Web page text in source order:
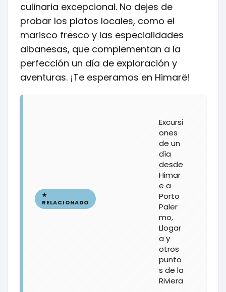
culinaria excepcional. No dejes de
probar los platos locales, como el
marisco fresco y las especialidades
albanesas, que complementan a la
perfección un día de exploración y
aventuras. ¡Te esperamos en Himarë!
Excursi
ones
de un
día
desde
Himar
ë a
Porto
Paler
mo,
Llogar
a y
otros
punto
s de la
Riviera